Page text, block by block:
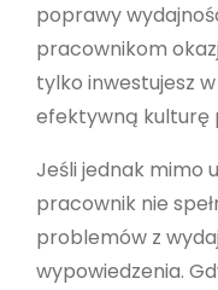
poprawy
pracownikom
tylko inwestujesz
efektywną kulturę
Jeśli jednak mimo
pracownik nie
problemów z
wypowiedzenia.